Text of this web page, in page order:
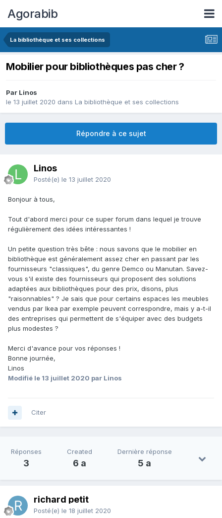
Agorabib
La bibliothèque et ses collections
Mobilier pour bibliothèques pas cher ?
Par Linos
le 13 juillet 2020 dans La bibliothèque et ses collections
Répondre à ce sujet
Linos
Posté(e) le 13 juillet 2020
Bonjour à tous,
Tout d'abord merci pour ce super forum dans lequel je trouve
régulièrement des idées intéressantes !
Un petite question très bête : nous savons que le mobilier en
bibliothèque est généralement assez cher en passant par les
fournisseurs "classiques", du genre Demco ou Manutan. Savez-
vous s'il existe des fournisseurs qui proposent des solutions
adaptées aux bibliothèques pour des prix, disons, plus
"raisonnables" ? Je sais que pour certains espaces les meubles
vendus par Ikea par exemple peuvent correspondre, mais y a-t-il
des entreprises qui permettent de s'équiper avec des budgets
plus modestes ?
Merci d'avance pour vos réponses !
Bonne journée,
Linos
Modifié le 13 juillet 2020 par Linos
Citer
Réponses
3
Created
6 a
Dernière réponse
5 a
richard petit
Posté(e) le 18 juillet 2020